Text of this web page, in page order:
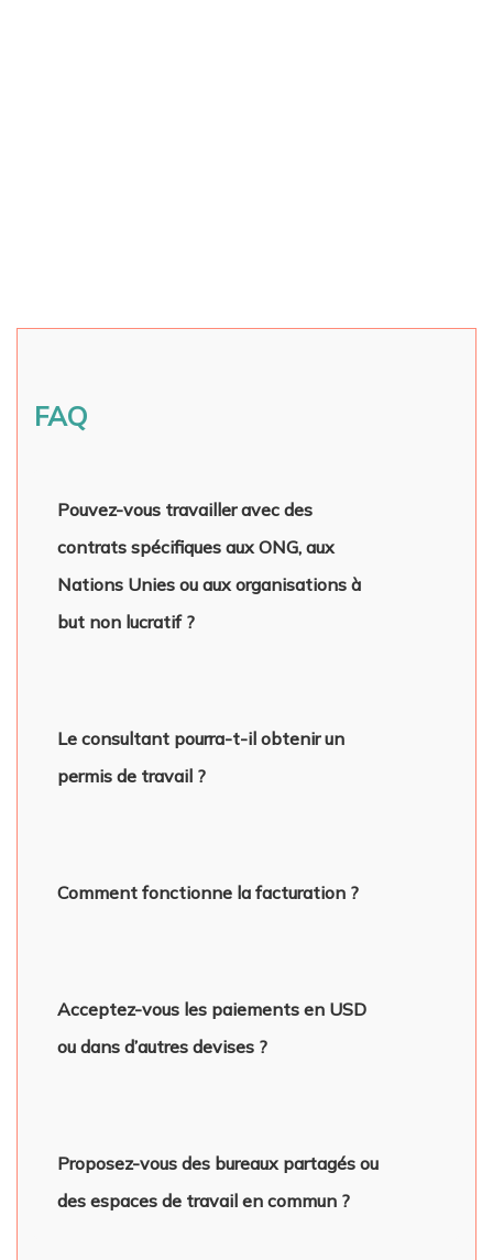
FAQ
Pouvez-vous travailler avec des
contrats spécifiques aux ONG, aux
Nations Unies ou aux organisations à
but non lucratif ?
Le consultant pourra-t-il obtenir un
permis de travail ?
Comment fonctionne la facturation ?
Acceptez-vous les paiements en USD
ou dans d’autres devises ?
Proposez-vous des bureaux partagés ou
des espaces de travail en commun ?